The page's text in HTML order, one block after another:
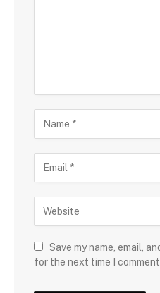
Save my name, email,
for the next time I